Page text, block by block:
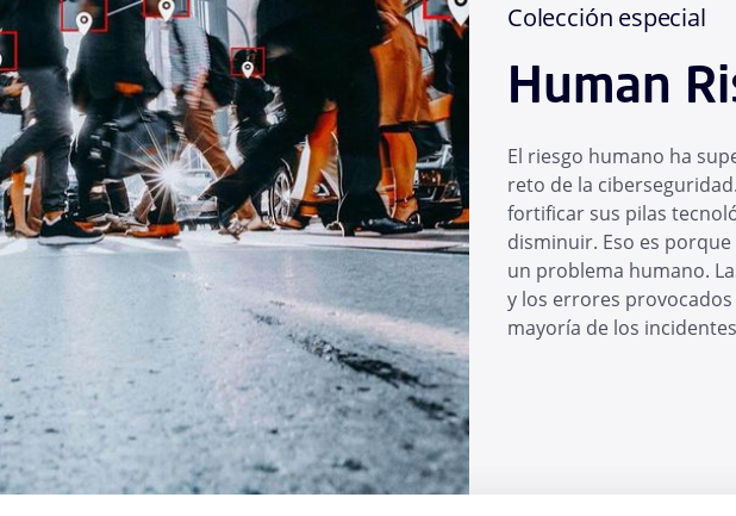
Colección especial
Human
El riesgo humano ha
reto de la
fortificar sus pilas
disminuir. Eso es
un problema humano.
y los errores
mayoría de los